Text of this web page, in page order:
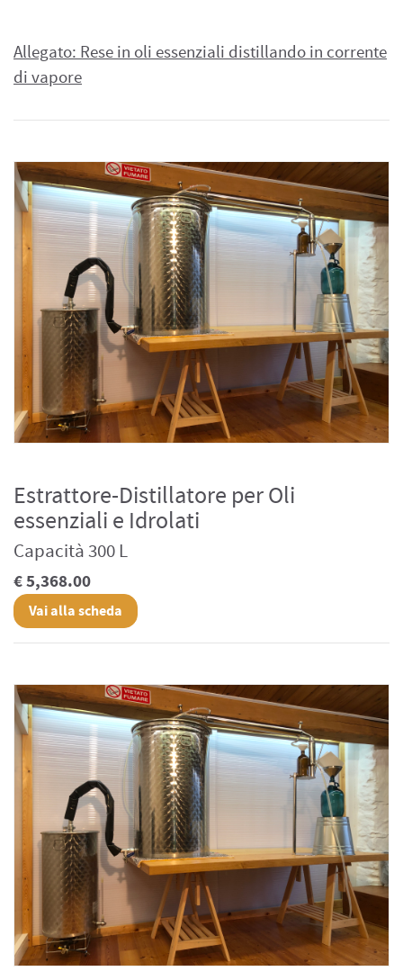
Allegato: Rese in oli essenziali distillando in corrente
di vapore
Estrattore-Distillatore per Oli
essenziali e Idrolati
Capacità 300 L
€ 5,368.00
Vai alla scheda